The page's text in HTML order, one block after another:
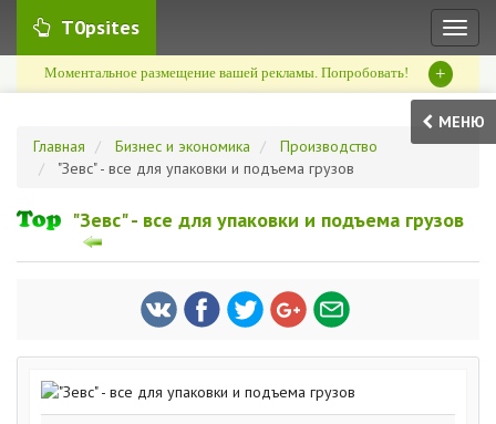
T0psites
Моментальное размещение вашей рекламы. Попробовать! +
МЕНЮ
Главная
Бизнес и экономика
Производство
"Зевс" - все для упаковки и подъема грузов
"Зевс" - все для упаковки и подъема грузов